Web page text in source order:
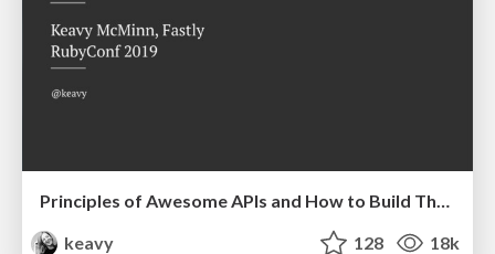
Principles of Awesome APIs and How to Build Them.
keavy
128 18k